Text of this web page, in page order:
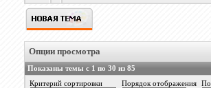
Опции просмотра
Показаны темы с 1 по 30 из 85
Критерий сортировки
Порядок отображения